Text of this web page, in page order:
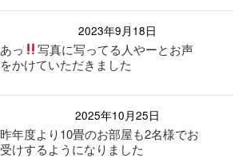
2023年9月18日
あっ
写真に写ってる人やーとお声
をかけていただきました
2025年10月25日
昨年度より10畳のお部屋も2名様でお
受けするようになりました